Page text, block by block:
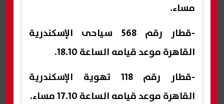
مساء.
-قطار رقم 568 سياحى الإسكندرية
القاهرة موعد قيامه الساعة 18.10.
-قطار رقم 118 تهوية الإسكندرية
القاهرة موعد قيامه الساعة 17.10 مساء.